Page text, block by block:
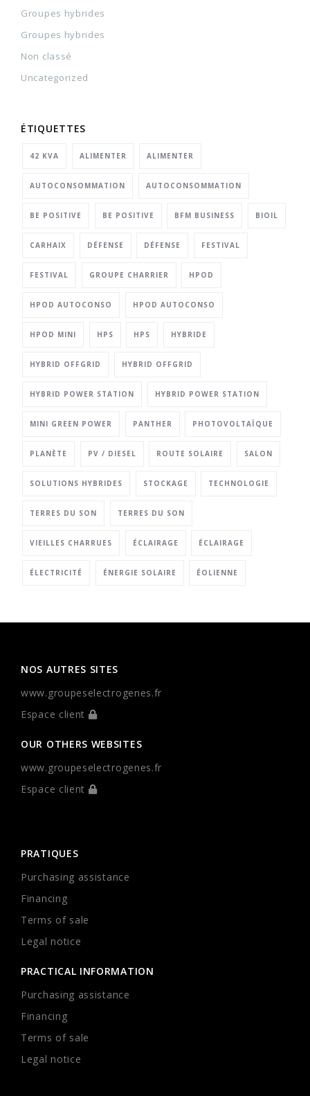
Groupes hybrides
Groupes hybrides
Non classé
Uncategorized
ÉTIQUETTES
42 KVA ALIMENTER ALIMENTER
AUTOCONSOMMATION AUTOCONSOMMATION
BE POSITIVE BE POSITIVE BFM BUSINESS BIOIL
CARHAIX DÉFENSE DÉFENSE FESTIVAL
FESTIVAL GROUPE CHARRIER HPOD
HPOD AUTOCONSO HPOD AUTOCONSO
HPOD MINI HPS HPS HYBRIDE
HYBRID OFFGRID HYBRID OFFGRID
HYBRID POWER STATION HYBRID POWER STATION
MINI GREEN POWER PANTHER PHOTOVOLTAÏQUE
PLANÈTE PV / DIESEL ROUTE SOLAIRE SALON
SOLUTIONS HYBRIDES STOCKAGE TECHNOLOGIE
TERRES DU SON TERRES DU SON
VIEILLES CHARRUES ÉCLAIRAGE ÉCLAIRAGE
ÉLECTRICITÉ ÉNERGIE SOLAIRE ÉOLIENNE
NOS AUTRES SITES
www.groupeselectrogenes.fr
Espace client
OUR OTHERS WEBSITES
www.groupeselectrogenes.fr
Espace client
PRATIQUES
Purchasing assistance
Financing
Terms of sale
Legal notice
PRACTICAL INFORMATION
Purchasing assistance
Financing
Terms of sale
Legal notice